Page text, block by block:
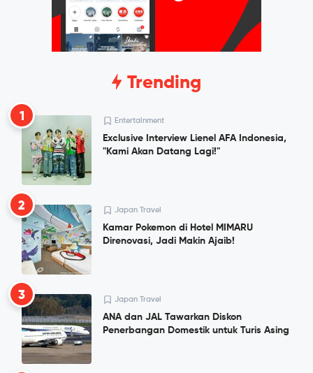
Trending
1 Entertainment
Exclusive Interview Lienel AFA Indonesia,
"Kami Akan Datang Lagi!"
2 Japan Travel
Kamar Pokemon di Hotel MIMARU
Direnovasi, Jadi Makin Ajaib!
3 Japan Travel
ANA dan JAL Tawarkan Diskon
Penerbangan Domestik untuk Turis Asing